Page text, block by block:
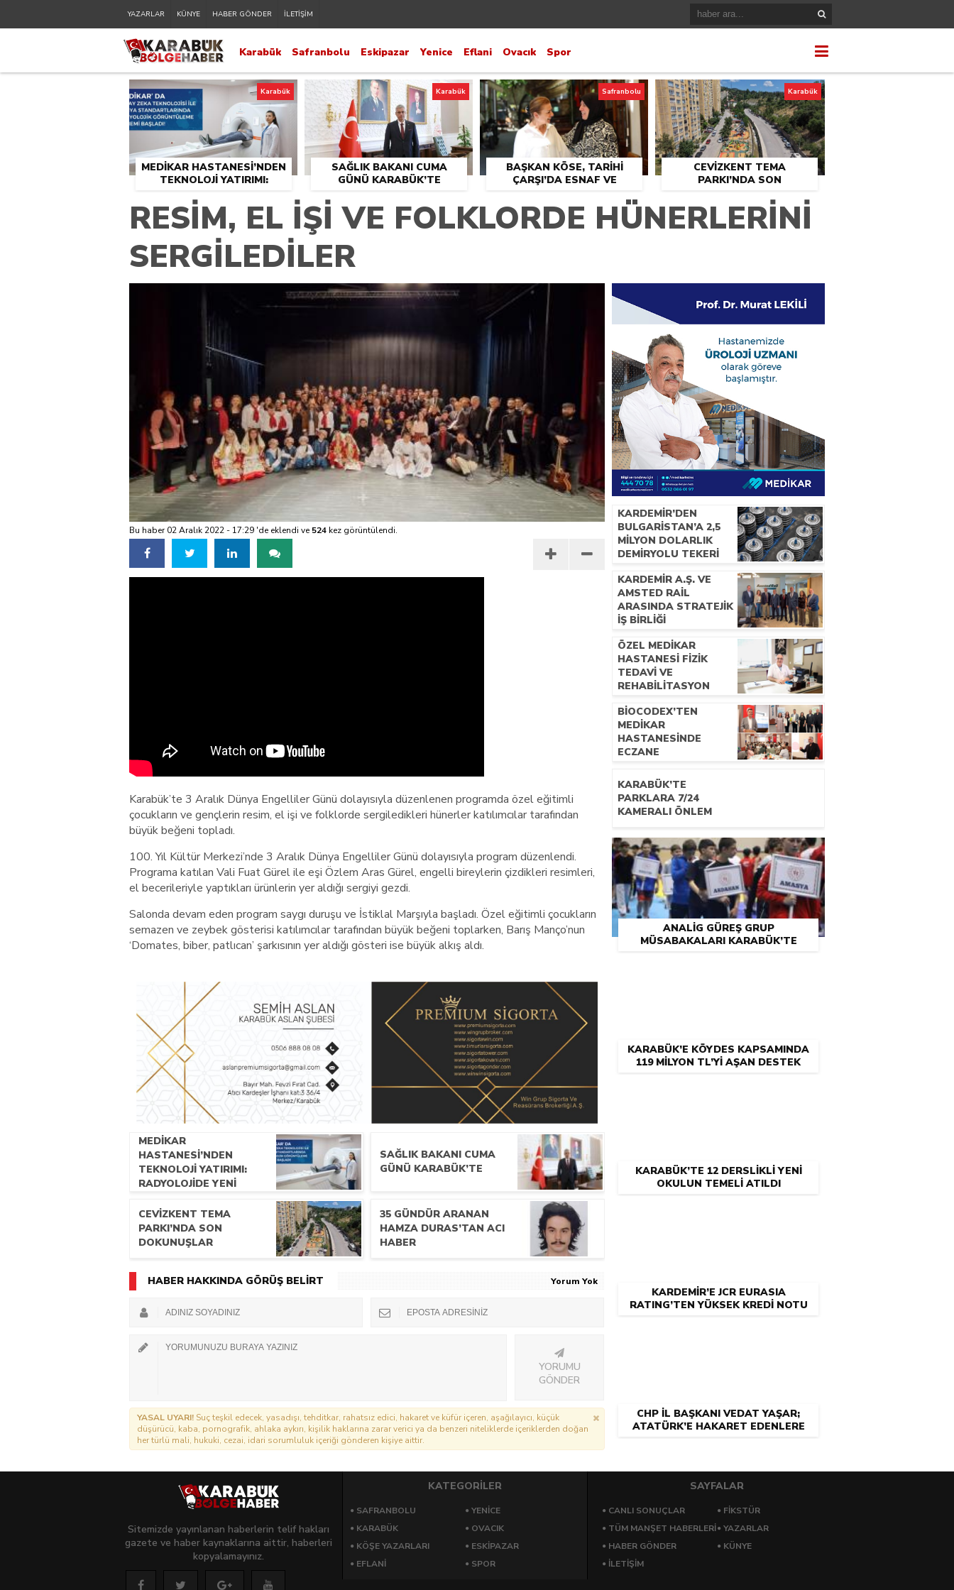
YAZARLAR KÜNYE HABER GÖNDER İLETİŞİM
Karabük Safranbolu Eskipazar Yenice Eflani Ovacık Spor
MEDİKAR HASTANESİ’NDEN
TEKNOLOJİ YATIRIMI:
CİHAZLAR HİZMETE GİRDİ
Karabük
SAĞLIK BAKANI CUMA
GÜNÜ KARABÜK’TE
Karabük
BAŞKAN KÖSE, TARİHİ
ÇARŞI’DA ESNAF VE
Safranbolu
CEVİZKENT TEMA
PARKI’NDA SON
Karabük
RESİM, EL İŞİ VE FOLKLORDE HÜNERLERİNİ
SERGİLEDİLER
Bu haber 02 Aralık 2022 - 17:29 'de eklendi ve 524 kez görüntülendi.
Karabük’te 3 Aralık Dünya Engelliler Günü dolayısıyla düzenlenen programda özel eğitimli
çocukların ve gençlerin resim, el işi ve folklorde sergiledikleri hünerler katılımcılar tarafından
büyük beğeni topladı.
100. Yıl Kültür Merkezi’nde 3 Aralık Dünya Engelliler Günü dolayısıyla program düzenlendi.
Programa katılan Vali Fuat Gürel ile eşi Özlem Aras Gürel, engelli bireylerin çizdikleri resimleri,
el becerileriyle yaptıkları ürünlerin yer aldığı sergiyi gezdi.
Salonda devam eden program saygı duruşu ve İstiklal Marşıyla başladı. Özel eğitimli çocukların
semazen ve zeybek gösterisi katılımcılar tarafından büyük beğeni toplarken, Barış Manço’nun
‘Domates, biber, patlıcan’ şarkısının yer aldığı gösteri ise büyük alkış aldı.
MEDİKAR
HASTANESİ’NDEN
TEKNOLOJİ YATIRIMI:
RADYOLOJİDE YENİ
HİZMETE GİRDİ
SAĞLIK BAKANI CUMA
GÜNÜ KARABÜK’TE
CEVİZKENT TEMA
PARKI’NDA SON
DOKUNUŞLAR
35 GÜNDÜR ARANAN
HAMZA DURAS’TAN ACI
HABER
HABER HAKKINDA GÖRÜŞ BELİRT Yorum Yok
YORUMU
GÖNDER
YASAL UYARI! Suç teşkil edecek, yasadışı, tehditkar, rahatsız edici, hakaret ve küfür içeren, aşağılayıcı, küçük
düşürücü, kaba, pornografik, ahlaka aykırı, kişilik haklarına zarar verici ya da benzeri niteliklerde içeriklerden doğan
her türlü mali, hukuki, cezai, idari sorumluluk içeriği gönderen kişiye aittir.
KARDEMİR’DEN
BULGARİSTAN’A 2,5
MİLYON DOLARLIK
DEMİRYOLU TEKERİ
KARDEMİR A.Ş. VE
AMSTED RAİL
ARASINDA STRATEJİK
İŞ BİRLİĞİ
ÖZEL MEDİKAR
HASTANESİ FİZİK
TEDAVİ VE
REHABİLİTASYON
NECDET ÇATALBAŞ
İLE RÖPORTAJ
BİOCODEX’TEN
MEDİKAR
HASTANESİNDE
ECZANE
YÖNELİK EĞİTİM
PROGRAMI
KARABÜK’TE
PARKLARA 7/24
KAMERALI ÖNLEM
ANALİG GÜREŞ GRUP
MÜSABAKALARI KARABÜK’TE
KARABÜK’E KÖYDES KAPSAMINDA
119 MİLYON TL’Yİ AŞAN DESTEK
KARABÜK’TE 12 DERSLİKLİ YENİ
OKULUN TEMELİ ATILDI
KARDEMİR’E JCR EURASIA
RATING’TEN YÜKSEK KREDİ NOTU
CHP İL BAŞKANI VEDAT YAŞAR;
ATATÜRK’E HAKARET EDENLERE
Sitemizde yayınlanan haberlerin telif hakları
gazete ve haber kaynaklarına aittir, haberleri
kopyalamayınız.
KATEGORİLER
SAFRANBOLU
YENICE
KARABÜK
OVACIK
KÖŞE YAZARLARI
ESKIPAZAR
EFLANI
SPOR
SAYFALAR
CANLI SONUÇLAR
FİKSTÜR
TÜM MANŞET HABERLERİ
YAZARLAR
HABER GÖNDER
KÜNYE
İLETİŞİM